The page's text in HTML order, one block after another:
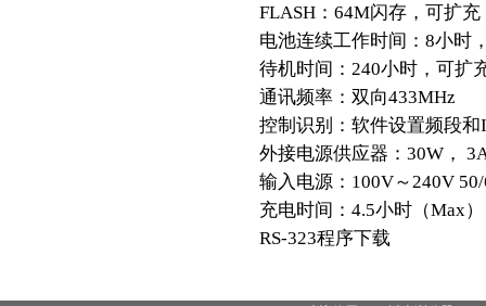
FLASH：64M闪存，可扩充
电池连续工作时间：8小时
待机时间：240小时，可扩
通讯频率：双向433MHz
控制识别：软件设置频段和
外接电源供应器：30W，
输入电源：100V～240V
充电时间：4.5小时（Max）
RS-323程序下载